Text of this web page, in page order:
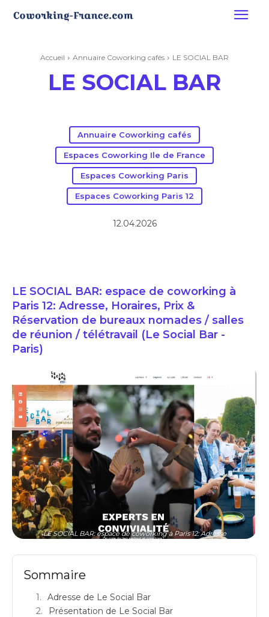
Accueil Annuaire Coworking cafés LE SOCIAL BAR
LE SOCIAL BAR
Annuaire Coworking cafés
Espaces Coworking Ile de France
Espaces Coworking Paris
Espaces Coworking Paris 12
12.04.2026
LE SOCIAL BAR: espace de coworking à
Paris 12: Adresse, Horaires, Prix &
Réservation de bureaux nomades / salles
de réunion / télétravail (Le Social Bar -
Paris)
LE SOCIAL BAR: espace de coworking à Paris 12: Adresse
Sommaire
Adresse de Le Social Bar
Présentation de Le Social Bar